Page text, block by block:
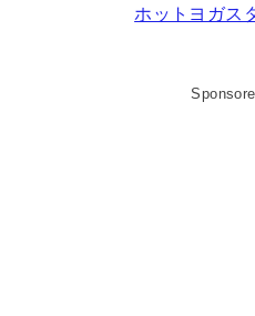
ホットヨガス